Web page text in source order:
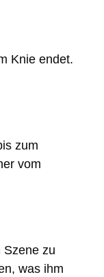
Knie endet.
zum
vom
Szene zu
was ihm